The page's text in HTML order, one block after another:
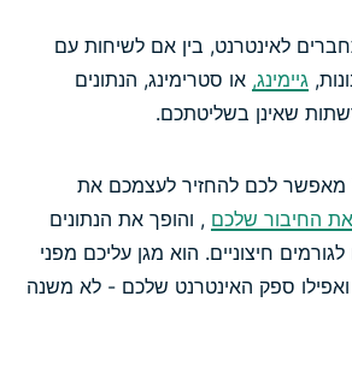
לאינטרנט, בין אם לשיחות עם
גיימינג, או סטרימינג, הנתונים
שאינן בשליטתכם.
שימוש בשירות VPN מאפשר לכם להחזיר לעצמכם את
את החיבור שלכם , והופך את הנתונים
חיצוניים. הוא מגן עליכם מפני
ספק האינטרנט שלכם - לא משנה